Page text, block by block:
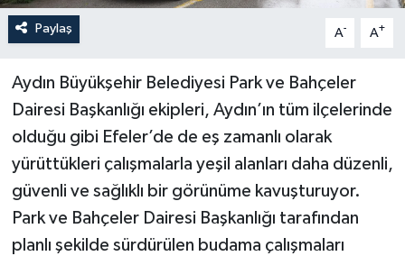
Paylaş A- A+
Aydın Büyükşehir Belediyesi Park ve Bahçeler
Dairesi Başkanlığı ekipleri, Aydın’ın tüm ilçelerinde
olduğu gibi Efeler’de de eş zamanlı olarak
yürüttükleri çalışmalarla yeşil alanları daha düzenli,
güvenli ve sağlıklı bir görünüme kavuşturuyor.
Park ve Bahçeler Dairesi Başkanlığı tarafından
planlı şekilde sürdürülen budama çalışmaları